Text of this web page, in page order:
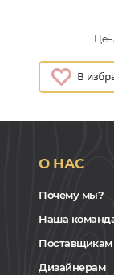
О НАС
Почему мы?
Наша
Поставщикам
Дизайнерам